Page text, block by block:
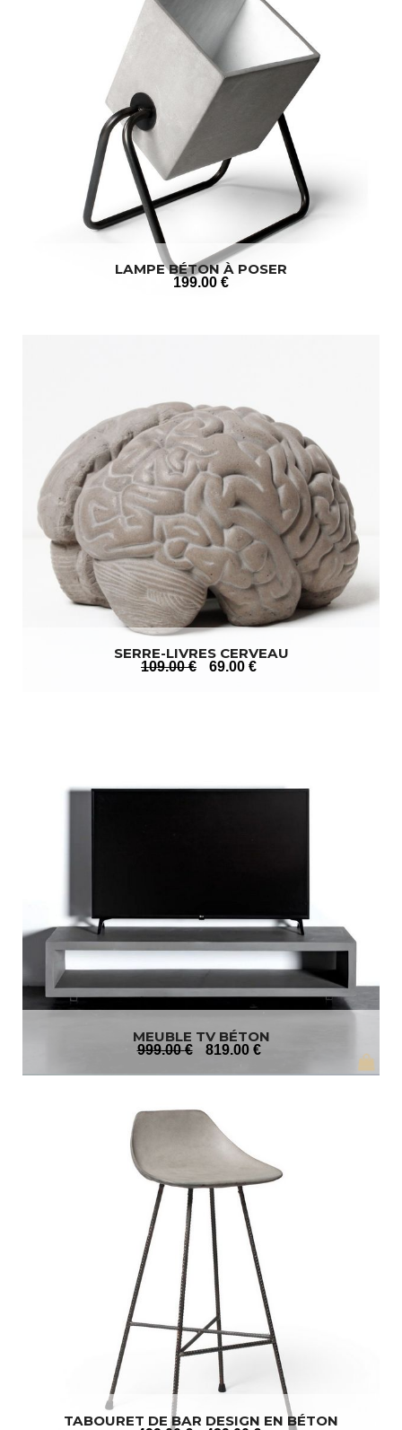
LAMPE BÉTON À POSER
199.00 €
SERRE-LIVRES CERVEAU
109.00 € 69.00 €
MEUBLE TV BÉTON
999.00 € 819.00 €
TABOURET DE BAR DESIGN EN BÉTON